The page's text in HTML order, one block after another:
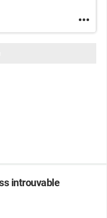
introuvable